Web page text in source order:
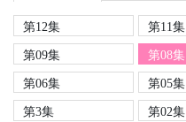
第12集 第11集
第09集
第08集
第06集
第05集
第3集
第02集